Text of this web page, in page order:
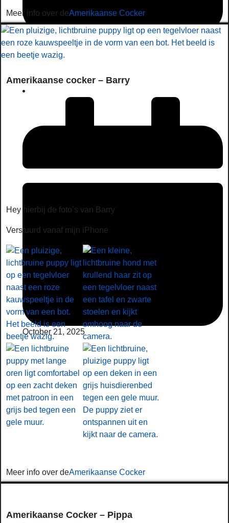
November 10, 2025
Meer info over deAmerikaanse Cocker
Amerikaanse cocker – Barry
October 21, 2025
Hey hierbij de foto’s van Barry
Verstuurd vanaf mijn iPhone
Meer info over deAmerikaanse Cocker
Amerikaanse Cocker – Pippa